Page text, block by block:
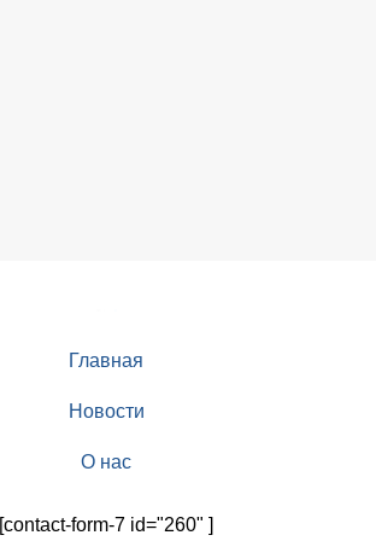
Главная
Новости
О нас
[contact-form-7 id="260" ]